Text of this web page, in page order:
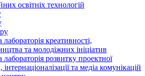
освітніх технологій
креативності,
та молодіжних ініціатив
лабораторія розвитку проектної
інтернаціоналізації та медіа комунікацій